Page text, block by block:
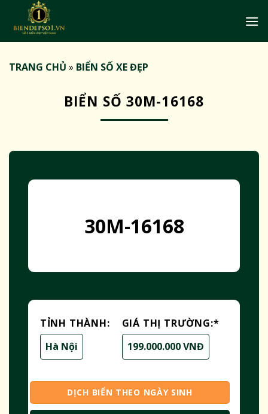
TRANG CHỦ » BIỂN SỐ XE ĐẸP
BIỂN SỐ 30M-16168
30M-16168
TỈNH THÀNH:
Hà Nội
GIÁ THỊ TRƯỜNG:*
199.000.000 VNĐ
DỊCH BIỂN THEO NGÀY SINH